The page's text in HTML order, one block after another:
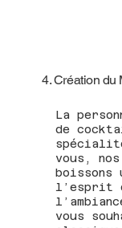
4. Création du
La
de
vous,
l’esprit
vous